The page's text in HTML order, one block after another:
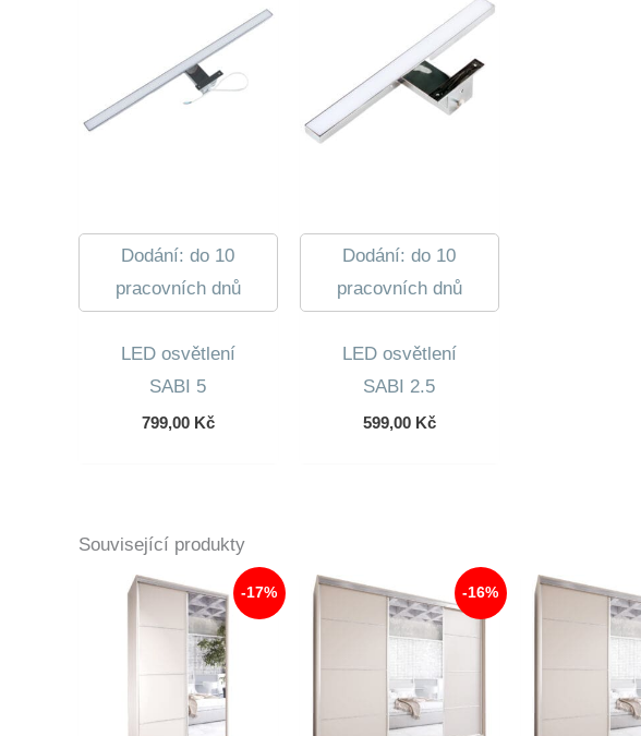
Dodání: do 10
pracovních dnů
LED osvětlení
SABI 5
799,00 Kč
Dodání: do 10
pracovních dnů
LED osvětlení
SABI 2.5
599,00 Kč
Související produkty
-17% -16%